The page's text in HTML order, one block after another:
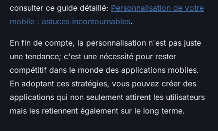
consulter ce guide détaillé: Personnalisation de votre
mobile : astuces incontournables.
En fin de compte, la personnalisation n'est pas juste
une tendance; c'est une nécessité pour rester
compétitif dans le monde des applications mobiles.
En adoptant ces stratégies, vous pouvez créer des
applications qui non seulement attirent les utilisateurs
mais les retiennent également sur le long terme.